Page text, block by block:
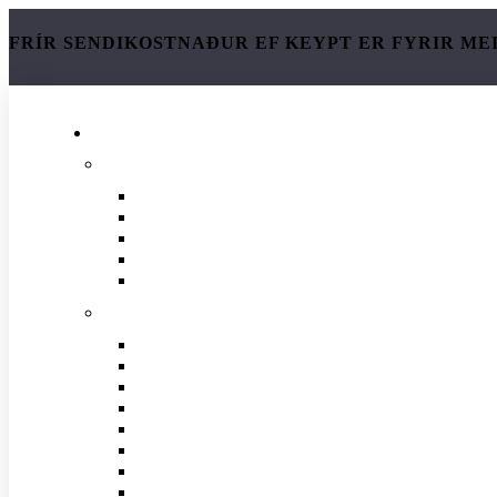
FRÍR SENDIKOSTNAÐUR EF KEYPT ER FYRIR